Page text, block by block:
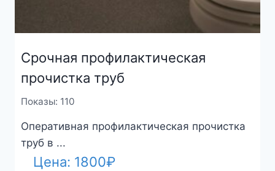
Срочная профилактическая
прочистка труб
Показы: 110
Оперативная профилактическая прочистка
труб в ...
Цена: 1800₽